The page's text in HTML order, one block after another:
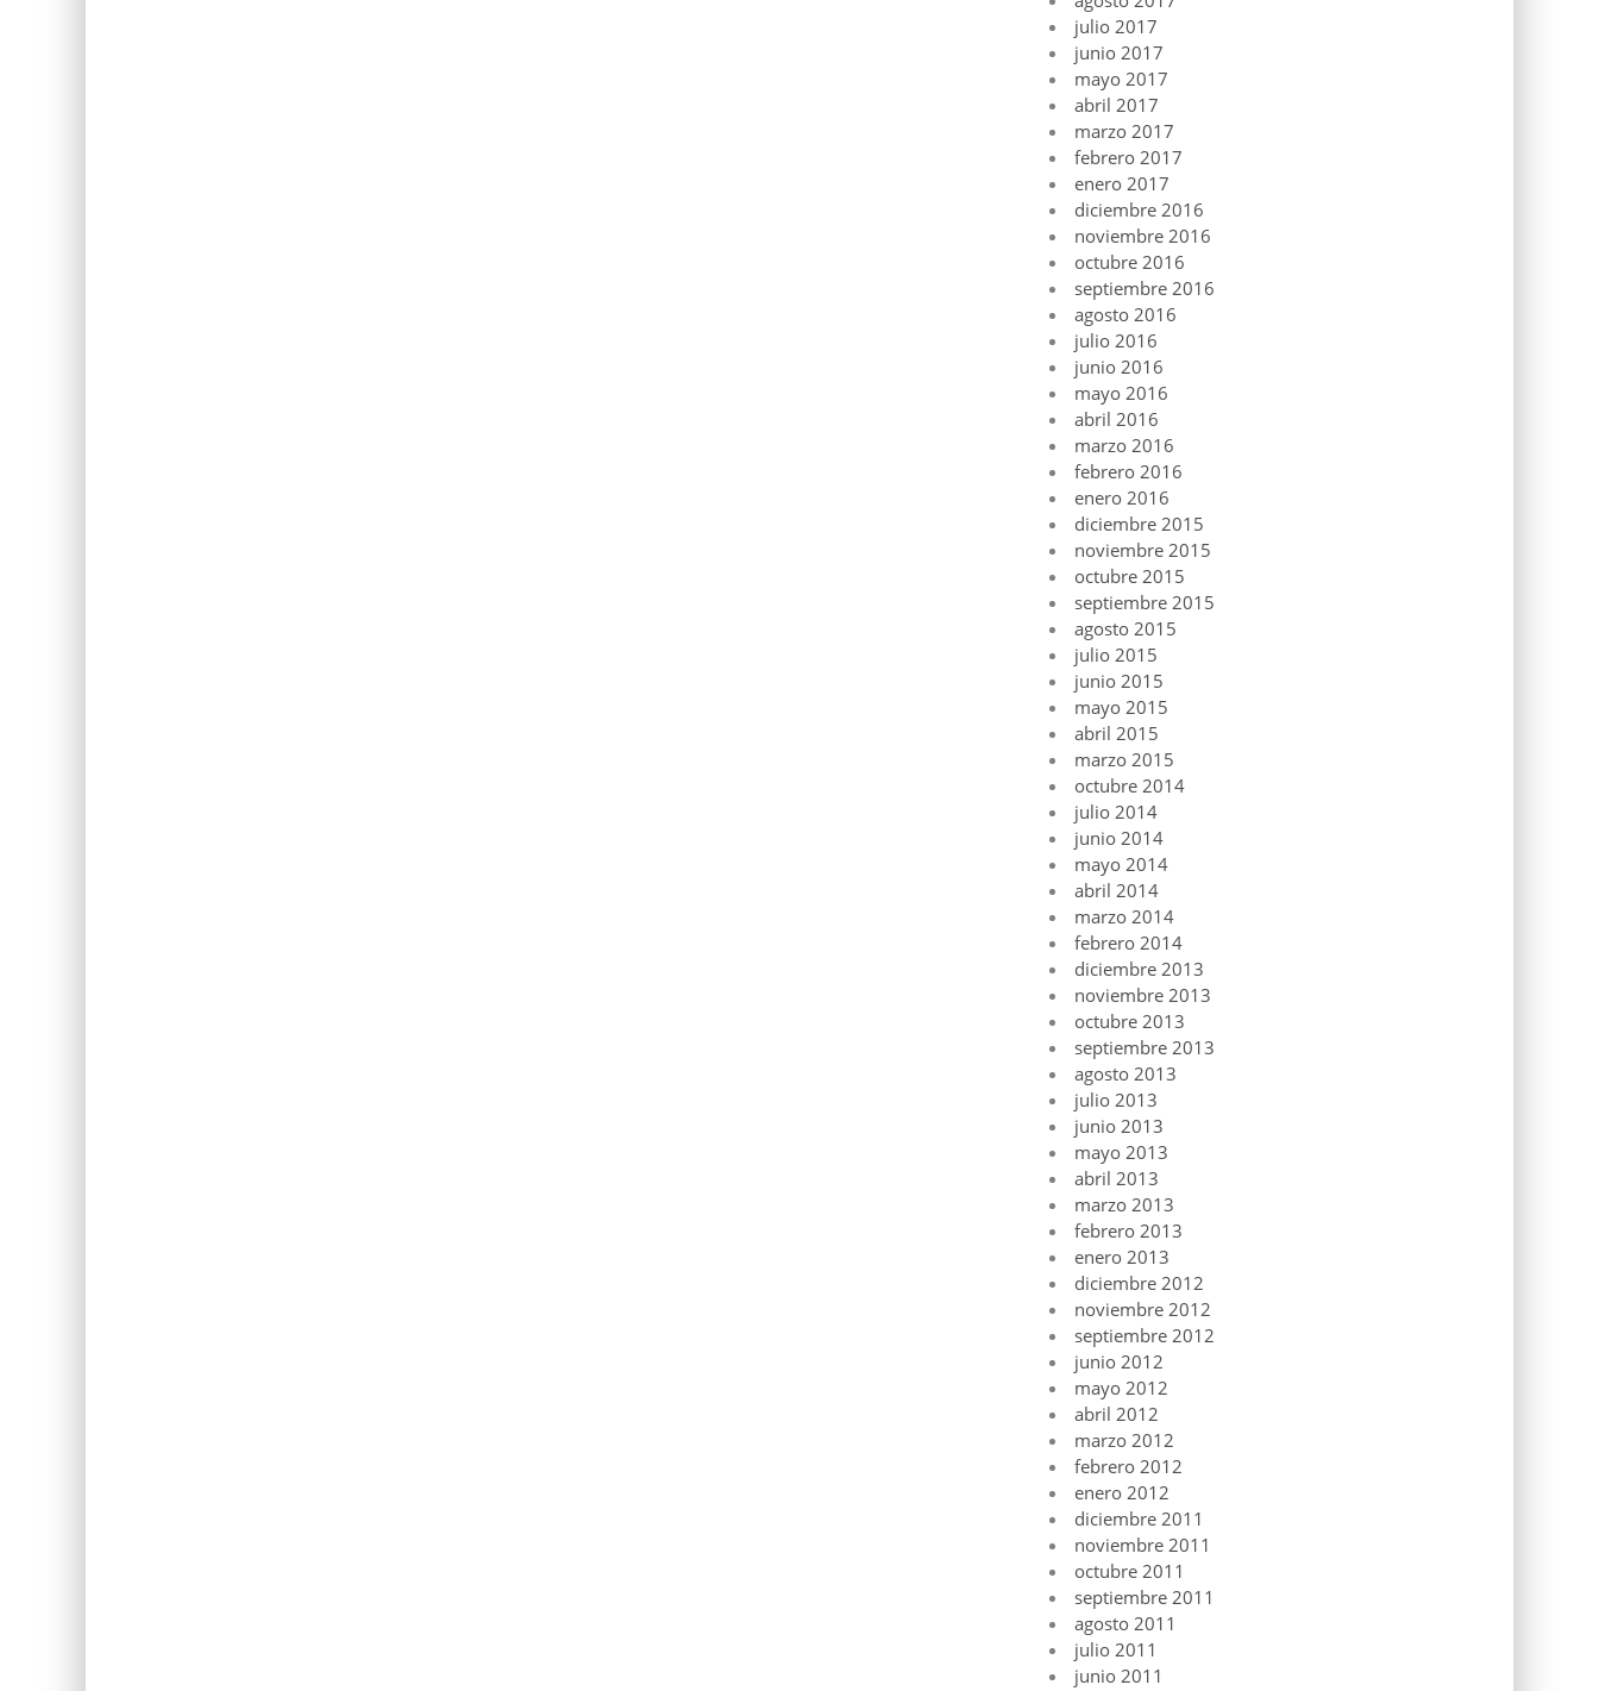
julio 2017
junio 2017
mayo 2017
abril 2017
marzo 2017
febrero 2017
enero 2017
diciembre 2016
noviembre 2016
octubre 2016
septiembre 2016
agosto 2016
julio 2016
junio 2016
mayo 2016
abril 2016
marzo 2016
febrero 2016
enero 2016
diciembre 2015
noviembre 2015
octubre 2015
septiembre 2015
agosto 2015
julio 2015
junio 2015
mayo 2015
abril 2015
marzo 2015
octubre 2014
julio 2014
junio 2014
mayo 2014
abril 2014
marzo 2014
febrero 2014
diciembre 2013
noviembre 2013
octubre 2013
septiembre 2013
agosto 2013
julio 2013
junio 2013
mayo 2013
abril 2013
marzo 2013
febrero 2013
enero 2013
diciembre 2012
noviembre 2012
septiembre 2012
junio 2012
mayo 2012
abril 2012
marzo 2012
febrero 2012
enero 2012
diciembre 2011
noviembre 2011
octubre 2011
septiembre 2011
agosto 2011
julio 2011
junio 2011